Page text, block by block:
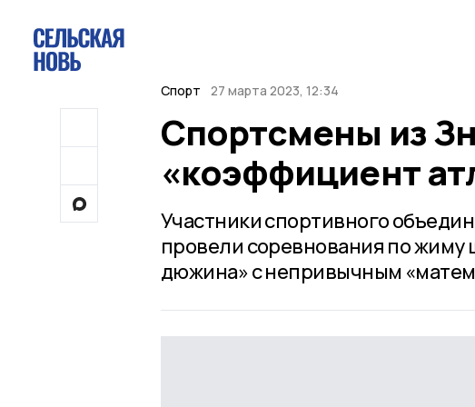
Спорт 27 марта 2023, 12:34
Спортсмены из
«коэффициент
Участники спортивного
провели соревнования по
дюжина» с непривычным